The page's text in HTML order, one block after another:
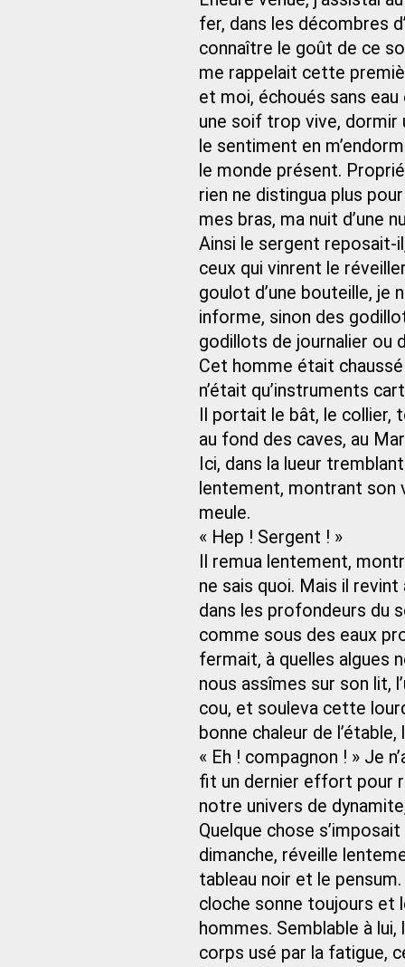
fer, dans les décombres
connaître le goût de ce
me rappelait cette
et moi, échoués sans
une soif trop vive, dormir
le sentiment en
le monde présent.
rien ne distingua plus
mes bras, ma nuit d’une
Ainsi le sergent reposait-
ceux qui vinrent le
goulot d’une bouteille, je
informe, sinon des
godillots de journalier ou
Cet homme était
n’était qu’instruments
Il portait le bât, le collier,
au fond des caves, au
Ici, dans la lueur
lentement, montrant son
meule.
« Hep ! Sergent ! »
Il remua lentement,
ne sais quoi. Mais il
dans les profondeurs du
comme sous des eaux
fermait, à quelles algues
nous assîmes sur son lit,
cou, et souleva cette
bonne chaleur de
« Eh ! compagnon ! » Je
fit un dernier effort pour
notre univers de
Quelque chose
dimanche, réveille
tableau noir et le
cloche sonne toujours et
hommes. Semblable à
corps usé par la fatigue,